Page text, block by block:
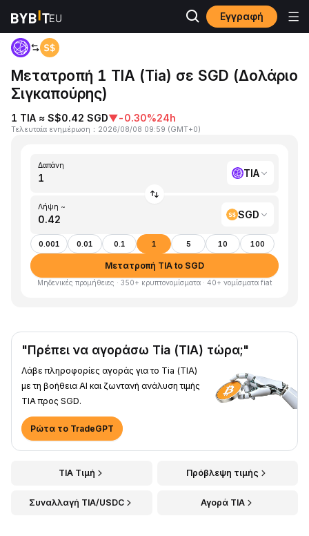
Εγγραφή
Αρχική TIA to SGD
Μετατροπή 1 TIA (Tia) σε SGD (Δολάριο
Σιγκαπούρης)
1 TIA ≈ S$0.42 SGD▼-0.30%24h
Τελευταία ενημέρωση ： 2026/08/08 09:59 (GMT+0)
Δαπάνη
TIA
Λήψη ~
SGD
0.001 0.01 0.1 1 5 10 100
Μετατροπή TIA to SGD
Μηδενικές προμήθειες · 350+ κρυπτονομίσματα · 40+ νομίσματα fiat
"Πρέπει να αγοράσω Tia (TIA) τώρα;"
Λάβε πληροφορίες αγοράς για το Tia (TIA)
με τη βοήθεια AI και ζωντανή ανάλυση τιμής
TIA προς SGD.
Ρώτα το TradeGPT
TIA Τιμή Πρόβλεψη τιμής
Συναλλαγή TIA/USDC Αγορά TIA